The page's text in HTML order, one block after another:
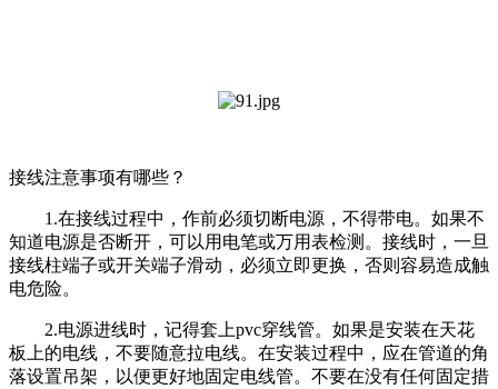
接线注意事项有哪些？
1.在接线过程中，作前必须切断电源，不得带电。如果不
知道电源是否断开，可以用电笔或万用表检测。接线时，一旦
接线柱端子或开关端子滑动，必须立即更换，否则容易造成触
电危险。
2.电源进线时，记得套上pvc穿线管。如果是安装在天花
板上的电线，不要随意拉电线。在安装过程中，应在管道的角
落设置吊架，以便更好地固定电线管。不要在没有任何固定措